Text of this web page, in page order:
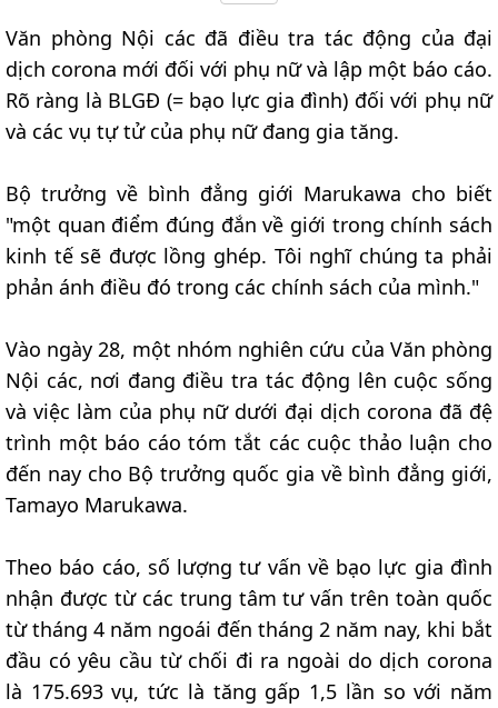
Văn phòng Nội các đã điều tra tác động của đại
dịch corona mới đối với phụ nữ và lập một báo cáo.
Rõ ràng là BLGĐ (= bạo lực gia đình) đối với phụ nữ
và các vụ tự tử của phụ nữ đang gia tăng.
Bộ trưởng về bình đẳng giới Marukawa cho biết
"một quan điểm đúng đắn về giới trong chính sách
kinh tế sẽ được lồng ghép. Tôi nghĩ chúng ta phải
phản ánh điều đó trong các chính sách của mình."
Vào ngày 28, một nhóm nghiên cứu của Văn phòng
Nội các, nơi đang điều tra tác động lên cuộc sống
và việc làm của phụ nữ dưới đại dịch corona đã đệ
trình một báo cáo tóm tắt các cuộc thảo luận cho
đến nay cho Bộ trưởng quốc gia về bình đẳng giới,
Tamayo Marukawa.
Theo báo cáo, số lượng tư vấn về bạo lực gia đình
nhận được từ các trung tâm tư vấn trên toàn quốc
từ tháng 4 năm ngoái đến tháng 2 năm nay, khi bắt
đầu có yêu cầu từ chối đi ra ngoài do dịch corona
là 175.693 vụ, tức là tăng gấp 1,5 lần so với năm